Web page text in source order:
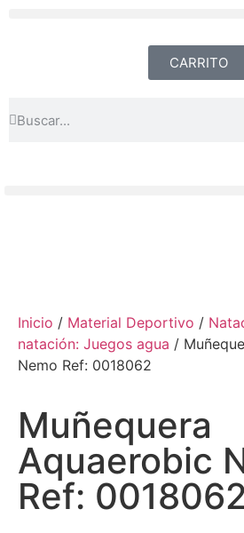
CARRITO
Inicio / Material Deportivo /
natación: Juegos agua /
Nemo Ref: 0018062
Muñequera
Aquaerobic
Ref: 0018062